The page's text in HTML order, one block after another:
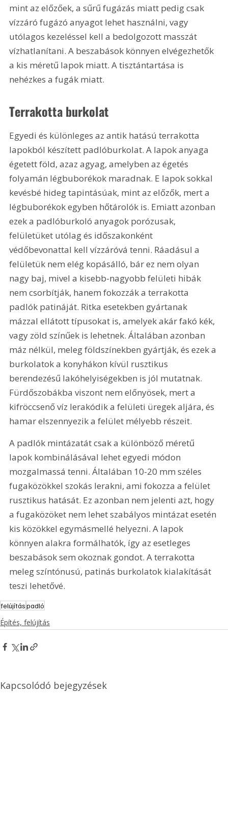
mint az előzőek, a sűrű fugázás miatt pedig csak
vízzáró fugázó anyagot lehet használni, vagy
utólagos kezeléssel kell a bedolgozott masszát
vízhatlanítani. A beszabások könnyen elvégezhetők
a kis méretű lapok miatt. A tisztántartása is
nehézkes a fugák miatt.
Terrakotta burkolat
Egyedi és különleges az antik hatású terrakotta
lapokból készített padlóburkolat. A lapok anyaga
égetett föld, azaz agyag, amelyben az égetés
folyamán légbuborékok maradnak. E lapok sokkal
kevésbé hideg tapintásúak, mint az előzők, mert a
légbuborékok egyben hőtárolók is. Emiatt azonban
ezek a padlóburkoló anyagok porózusak,
felületüket utólag és időszakonként
védőbevonattal kell vízzáróvá tenni. Ráadásul a
felületük nem elég kopásálló, bár ez nem olyan
nagy baj, mivel a kisebb-nagyobb felületi hibák
nem csorbítják, hanem fokozzák a terrakotta
padlók patináját. Ritka esetekben gyártanak
mázzal ellátott típusokat is, amelyek akár fakó kék,
vagy zöld színűek is lehetnek. Általában azonban
máz nélkül, meleg földszínekben gyártják, és ezek a
burkolatok a konyhákon kívül rusztikus
berendezésű lakóhelyiségekben is jól mutatnak.
Fürdőszobákba viszont nem előnyösek, mert a
kifröccsenő víz lerakódik a felületi üregek aljára, és
hamar elszennyezik a felület mélyebb részeit.
A padlók mintázatát csak a különböző méretű
lapok kombinálásával lehet egyedi módon
mozgalmassá tenni. Általában 10-20 mm széles
fugaközökkel szokás lerakni, ami fokozza a felület
rusztikus hatását. Ez azonban nem jelenti azt, hogy
a fugaközöket nem lehet szabályos mintázat esetén
kis közökkel egymásmellé helyezni. A lapok
könnyen alakra formálhatók, így az esetleges
beszabások sem okoznak gondot. A terrakotta
meleg színtónusú, patinás burkolatok kialakítását
teszi lehetővé.
felújításpadló
Építés, felújítás
Kapcsolódó bejegyzések